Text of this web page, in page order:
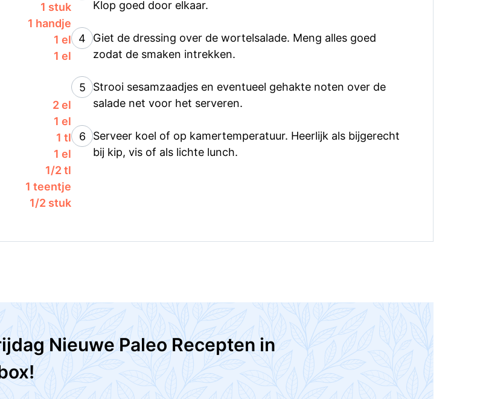
1 stuk
1 handje
1 el
1 el
2 el
1 el
1 tl
1 el
1/2 tl
1 teentje
1/2 stuk
Klop goed door elkaar.
4
Giet de dressing over de wortelsalade. Meng alles goed
zodat de smaken intrekken.
5
Strooi sesamzaadjes en eventueel gehakte noten over de
salade net voor het serveren.
6
Serveer koel of op kamertemperatuur. Heerlijk als bijgerecht
bij kip, vis of als lichte lunch.
Nieuwe Paleo Recepten in